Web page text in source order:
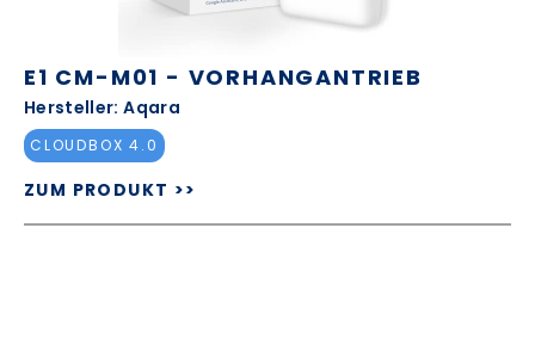
E1 CM-M01 - VORHANGANTRIEB
Hersteller: Aqara
CLOUDBOX 4.0
ZUM PRODUKT >>